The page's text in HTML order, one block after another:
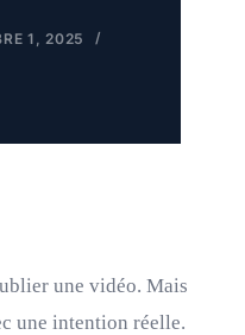
1, 2025
une vidéo. Mais
une intention réelle.